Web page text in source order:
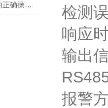
详述甲烷浓度检测仪的正确操作使用方法
检测
响应
输出
报警